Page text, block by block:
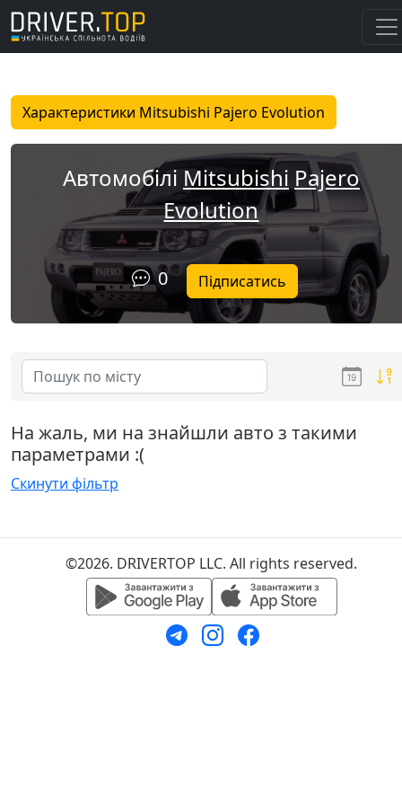
Характеристики Mitsubishi Pajero Evolution
АвтомобіліMitsubishi Pajero
Evolution
0 Підписатись
На жаль, ми на знайшли авто з такими
параметрами :(
Скинути фільтр
©2026. DRIVERTOP LLC. All rights reserved.